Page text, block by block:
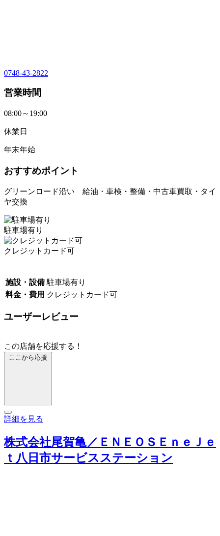
0748-43-2822
営業時間
08:00～19:00
休業日
年末年始
おすすめポイント
グリーンロード沿い 給油・車検・整備・中古車買取・タイ
ヤ交換
駐車場有り
クレジットカード可
施設・設備 駐車場有り
料金・費用 クレジットカード可
ユーザーレビュー
この店舗を応援する！
ここから応援
詳細を見る
株式会社尾賀亀／ＥＮＥＯＳＥｎｅＪｅ
ｔ八日市サービスステーション